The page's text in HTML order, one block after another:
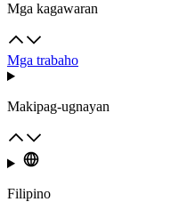
Mga kagawaran
Mga trabaho
Makipag-ugnayan
Filipino